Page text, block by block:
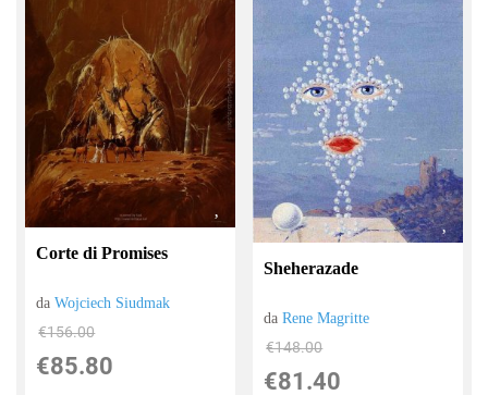
Corte di Promises
daWojciech Siudmak
€156.00
€85.80
Sheherazade
daRene Magritte
€148.00
€81.40